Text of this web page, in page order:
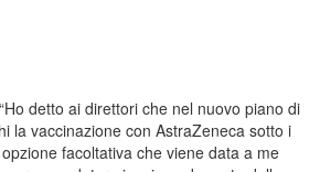
detto ai direttori che nel nuovo piano di
la vaccinazione con AstraZeneca sotto i
facoltativa che viene data a me